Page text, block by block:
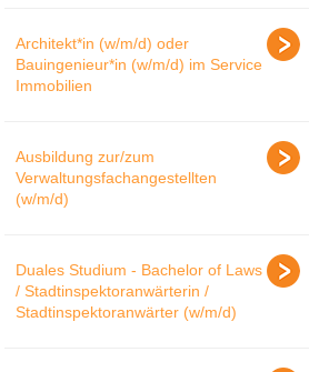
Architekt*in (w/m/d) oder
Bauingenieur*in (w/m/d) im Service
Immobilien
Ausbildung zur/zum
Verwaltungsfachangestellten
(w/m/d)
Duales Studium - Bachelor of Laws
/ Stadtinspektoranwärterin /
Stadtinspektoranwärter (w/m/d)